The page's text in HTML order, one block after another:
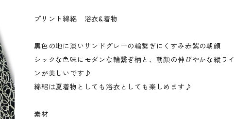
プリント綿絽 浴衣&着物
黒色の地に淡いサンドグレーの輪繋ぎにくすみ赤紫の朝顔
シックな色味にモダンな輪繋ぎ柄と、朝顔の伸びやかな縦ライ
ンが美しいです♪
綿絽は夏着物としても浴衣としても楽しめます♪
素材